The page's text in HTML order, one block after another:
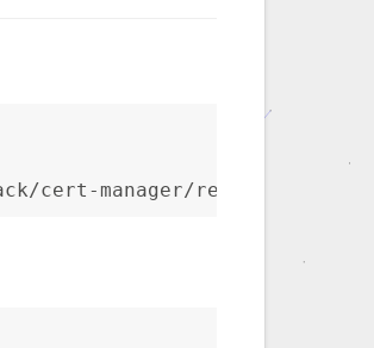
cert-manager/releases/